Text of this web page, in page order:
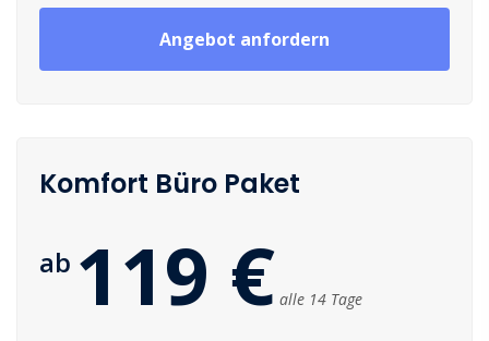
Angebot anfordern
Komfort Büro Paket
ab 119 € alle 14 Tage